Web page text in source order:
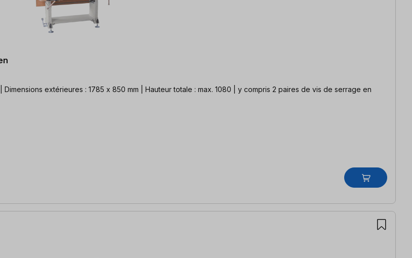
extérieures : 1785 x 850 mm | Hauteur totale : max. 1080 | y compris 2 paires de vis de serrage en